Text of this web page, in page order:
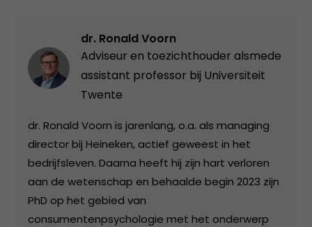
dr. Ronald Voorn
Adviseur en toezichthouder alsmede
assistant professor bij Universiteit
Twente
dr. Ronald Voorn is jarenlang, o.a. als managing
director bij Heineken, actief geweest in het
bedrijfsleven. Daarna heeft hij zijn hart verloren
aan de wetenschap en behaalde begin 2023 zijn
PhD op het gebied van
consumentenpsychologie met het onderwerp